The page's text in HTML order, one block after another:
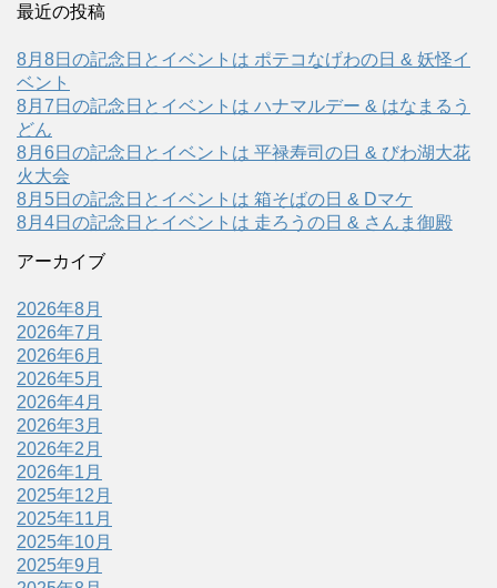
最近の投稿
8月8日の記念日とイベントは ポテコなげわの日 & 妖怪イ
ベント
8月7日の記念日とイベントは ハナマルデー & はなまるう
どん
8月6日の記念日とイベントは 平禄寿司の日 & びわ湖大花
火大会
8月5日の記念日とイベントは 箱そばの日 & Dマケ
8月4日の記念日とイベントは 走ろうの日 & さんま御殿
アーカイブ
2026年8月
2026年7月
2026年6月
2026年5月
2026年4月
2026年3月
2026年2月
2026年1月
2025年12月
2025年11月
2025年10月
2025年9月